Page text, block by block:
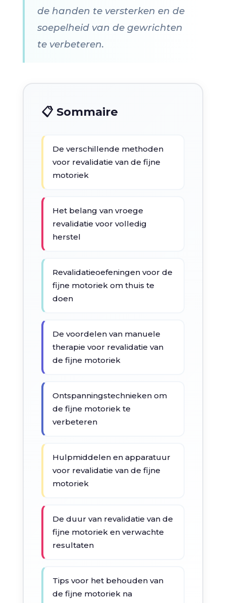
de handen te versterken en de
soepelheid van de gewrichten
te verbeteren.
📋 Sommaire
De verschillende methoden
voor revalidatie van de fijne
motoriek
Het belang van vroege
revalidatie voor volledig
herstel
Revalidatieoefeningen voor de
fijne motoriek om thuis te
doen
De voordelen van manuele
therapie voor revalidatie van
de fijne motoriek
Ontspanningstechnieken om
de fijne motoriek te
verbeteren
Hulpmiddelen en apparatuur
voor revalidatie van de fijne
motoriek
De duur van revalidatie van de
fijne motoriek en verwachte
resultaten
Tips voor het behouden van
de fijne motoriek na